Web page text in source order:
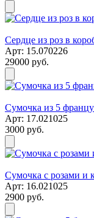
Сердце из роз в
Арт: 15.070226
29000 руб.
Сумочка из 5
Арт: 17.021025
3000 руб.
Сумочка с розами и
Арт: 16.021025
2900 руб.